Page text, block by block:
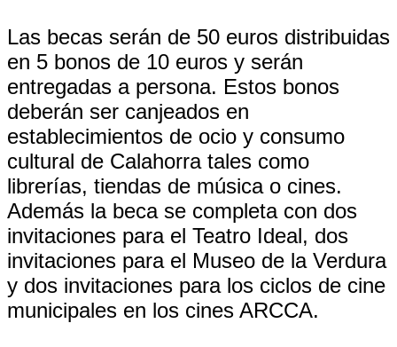
Las becas serán de 50 euros distribuidas
en 5 bonos de 10 euros y serán
entregadas a persona. Estos bonos
deberán ser canjeados en
establecimientos de ocio y consumo
cultural de Calahorra tales como
librerías, tiendas de música o cines.
Además la beca se completa con dos
invitaciones para el Teatro Ideal, dos
invitaciones para el Museo de la Verdura
y dos invitaciones para los ciclos de cine
municipales en los cines ARCCA.